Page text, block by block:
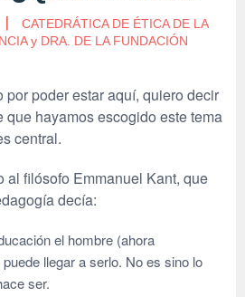
CATEDRÁTICA DE ÉTICA DE LA
y DRA. DE LA FUNDACIÓN
poder estar aquí, quiero decir
que hayamos escogido este tema
central.
al filósofo Emmanuel Kant, que
decía:
el hombre (ahora
llegar a serlo. No es sino lo
ser.